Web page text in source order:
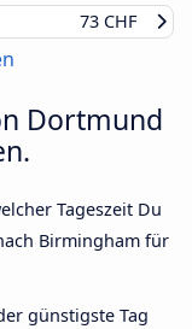
73 CHF
Dortmund
Tageszeit Du
Birmingham für
günstigste Tag